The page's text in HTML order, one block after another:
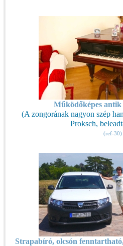
Működőképes antik
(A zongorának nagyon szép
Proksch,
(ref-30)
Strapabíró, olcsón